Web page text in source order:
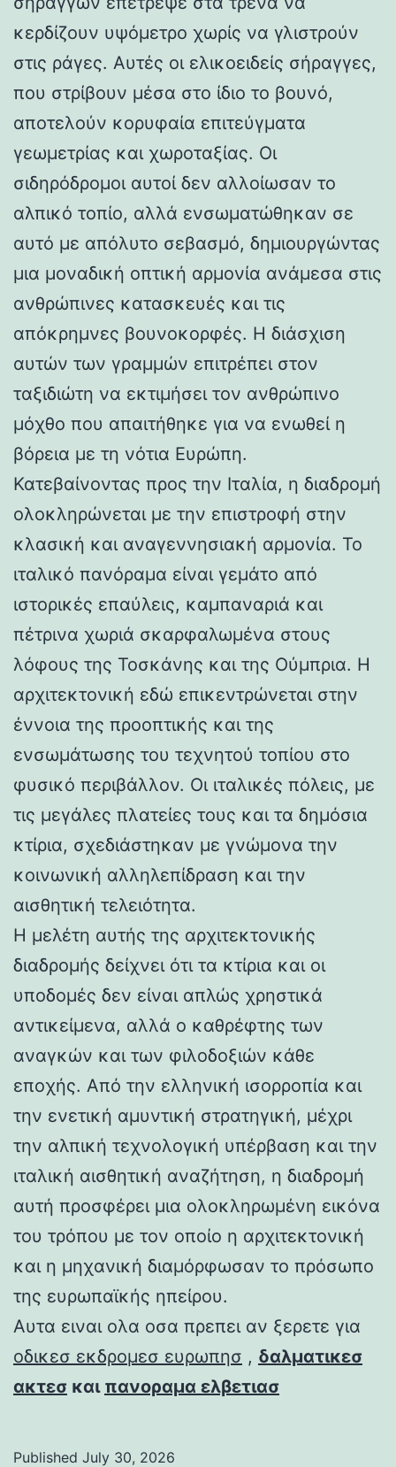
κερδίζουν υψόμετρο χωρίς να γλιστρούν
στις ράγες. Αυτές οι ελικοειδείς σήραγγες,
που στρίβουν μέσα στο ίδιο το βουνό,
αποτελούν κορυφαία επιτεύγματα
γεωμετρίας και χωροταξίας. Οι
σιδηρόδρομοι αυτοί δεν αλλοίωσαν το
αλπικό τοπίο, αλλά ενσωματώθηκαν σε
αυτό με απόλυτο σεβασμό, δημιουργώντας
μια μοναδική οπτική αρμονία ανάμεσα στις
ανθρώπινες κατασκευές και τις
απόκρημνες βουνοκορφές. Η διάσχιση
αυτών των γραμμών επιτρέπει στον
ταξιδιώτη να εκτιμήσει τον ανθρώπινο
μόχθο που απαιτήθηκε για να ενωθεί η
βόρεια με τη νότια Ευρώπη.
Κατεβαίνοντας προς την Ιταλία, η διαδρομή
ολοκληρώνεται με την επιστροφή στην
κλασική και αναγεννησιακή αρμονία. Το
ιταλικό πανόραμα είναι γεμάτο από
ιστορικές επαύλεις, καμπαναριά και
πέτρινα χωριά σκαρφαλωμένα στους
λόφους της Τοσκάνης και της Ούμπρια. Η
αρχιτεκτονική εδώ επικεντρώνεται στην
έννοια της προοπτικής και της
ενσωμάτωσης του τεχνητού τοπίου στο
φυσικό περιβάλλον. Οι ιταλικές πόλεις, με
τις μεγάλες πλατείες τους και τα δημόσια
κτίρια, σχεδιάστηκαν με γνώμονα την
κοινωνική αλληλεπίδραση και την
αισθητική τελειότητα.
Η μελέτη αυτής της αρχιτεκτονικής
διαδρομής δείχνει ότι τα κτίρια και οι
υποδομές δεν είναι απλώς χρηστικά
αντικείμενα, αλλά ο καθρέφτης των
αναγκών και των φιλοδοξιών κάθε
εποχής. Από την ελληνική ισορροπία και
την ενετική αμυντική στρατηγική, μέχρι
την αλπική τεχνολογική υπέρβαση και την
ιταλική αισθητική αναζήτηση, η διαδρομή
αυτή προσφέρει μια ολοκληρωμένη εικόνα
του τρόπου με τον οποίο η αρχιτεκτονική
και η μηχανική διαμόρφωσαν το πρόσωπο
της ευρωπαϊκής ηπείρου.
Αυτα ειναι ολα οσα πρεπει αν ξερετε για
οδικεσ εκδρομεσ ευρωπησ , δαλματικεσ
ακτεσ και πανοραμα ελβετιασ
Published July 30, 2026